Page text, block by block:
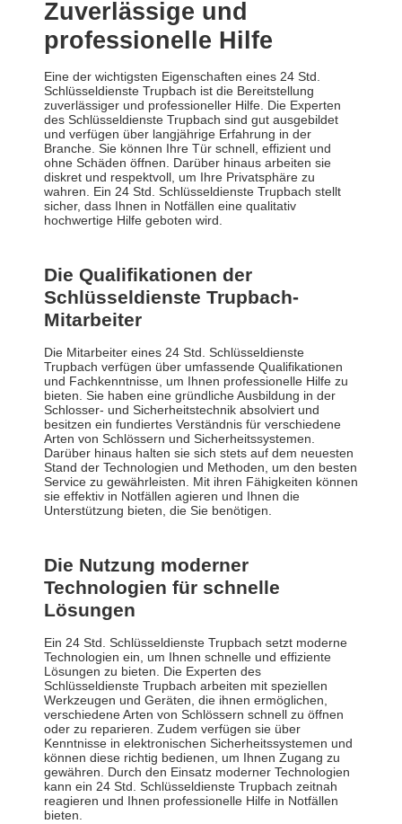
Zuverlässige und
professionelle Hilfe
Eine der wichtigsten Eigenschaften eines 24 Std.
Schlüsseldienste Trupbach ist die Bereitstellung
zuverlässiger und professioneller Hilfe. Die Experten
des Schlüsseldienste Trupbach sind gut ausgebildet
und verfügen über langjährige Erfahrung in der
Branche. Sie können Ihre Tür schnell, effizient und
ohne Schäden öffnen. Darüber hinaus arbeiten sie
diskret und respektvoll, um Ihre Privatsphäre zu
wahren. Ein 24 Std. Schlüsseldienste Trupbach stellt
sicher, dass Ihnen in Notfällen eine qualitativ
hochwertige Hilfe geboten wird.
Die Qualifikationen der
Schlüsseldienste Trupbach-
Mitarbeiter
Die Mitarbeiter eines 24 Std. Schlüsseldienste
Trupbach verfügen über umfassende Qualifikationen
und Fachkenntnisse, um Ihnen professionelle Hilfe zu
bieten. Sie haben eine gründliche Ausbildung in der
Schlosser- und Sicherheitstechnik absolviert und
besitzen ein fundiertes Verständnis für verschiedene
Arten von Schlössern und Sicherheitssystemen.
Darüber hinaus halten sie sich stets auf dem neuesten
Stand der Technologien und Methoden, um den besten
Service zu gewährleisten. Mit ihren Fähigkeiten können
sie effektiv in Notfällen agieren und Ihnen die
Unterstützung bieten, die Sie benötigen.
Die Nutzung moderner
Technologien für schnelle
Lösungen
Ein 24 Std. Schlüsseldienste Trupbach setzt moderne
Technologien ein, um Ihnen schnelle und effiziente
Lösungen zu bieten. Die Experten des
Schlüsseldienste Trupbach arbeiten mit speziellen
Werkzeugen und Geräten, die ihnen ermöglichen,
verschiedene Arten von Schlössern schnell zu öffnen
oder zu reparieren. Zudem verfügen sie über
Kenntnisse in elektronischen Sicherheitssystemen und
können diese richtig bedienen, um Ihnen Zugang zu
gewähren. Durch den Einsatz moderner Technologien
kann ein 24 Std. Schlüsseldienste Trupbach zeitnah
reagieren und Ihnen professionelle Hilfe in Notfällen
bieten.